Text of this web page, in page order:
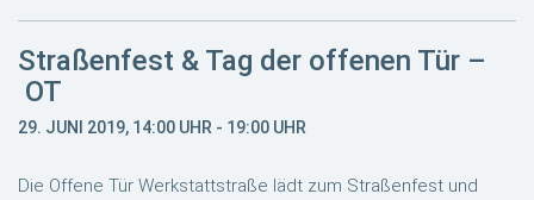
Straßenfest & Tag der offenen Tür –
OT
29. JUNI 2019, 14:00 UHR - 19:00 UHR
Die Offene Tür Werkstattstraße lädt zum Straßenfest und